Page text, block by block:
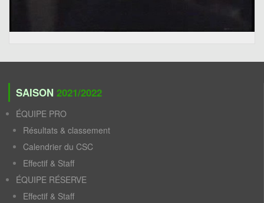
SAISON 2021/2022
ÉQUIPE PRO
Résultats & classement
Calendrier du CSC
Effectif & Staff
ÉQUIPE RÉSERVE
Effectif & Staff